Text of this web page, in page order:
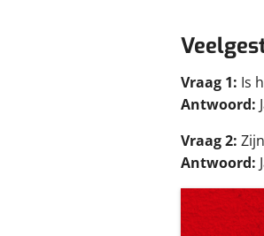
Vraag 1: Is
Antwoord:
Vraag 2:
Antwoord: